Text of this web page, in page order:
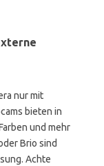
nur mit
bieten in
und mehr
Brio sind
Achte